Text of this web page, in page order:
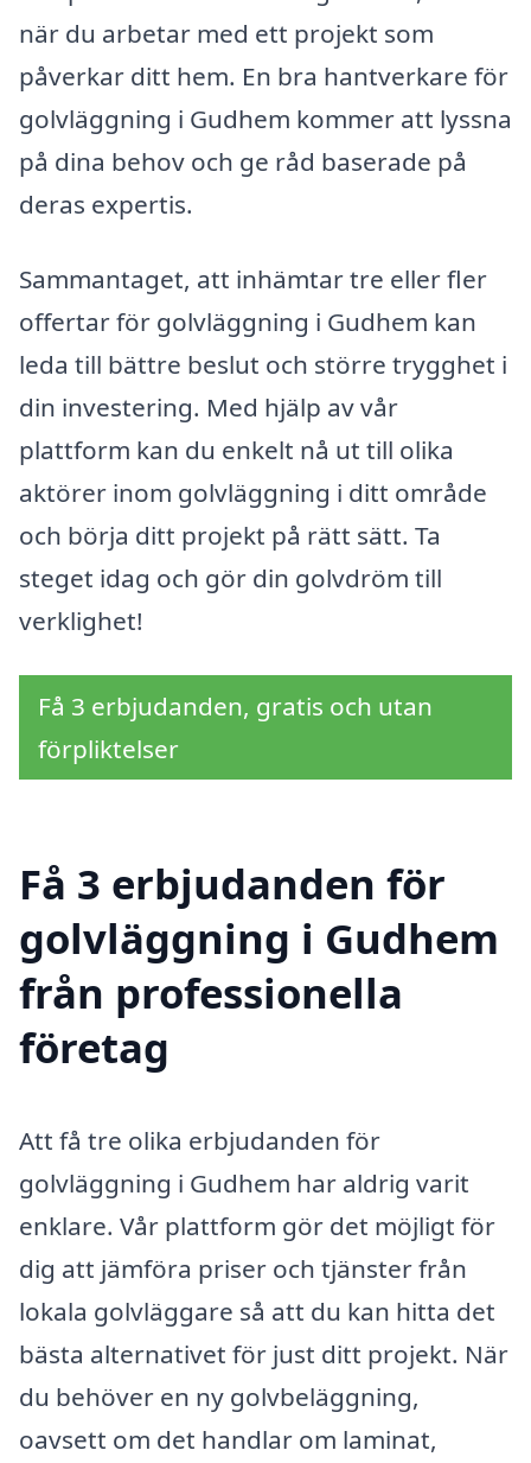
när du arbetar med ett projekt som
påverkar ditt hem. En bra hantverkare för
golvläggning i Gudhem kommer att lyssna
på dina behov och ge råd baserade på
deras expertis.
Sammantaget, att inhämtar tre eller fler
offertar för golvläggning i Gudhem kan
leda till bättre beslut och större trygghet i
din investering. Med hjälp av vår
plattform kan du enkelt nå ut till olika
aktörer inom golvläggning i ditt område
och börja ditt projekt på rätt sätt. Ta
steget idag och gör din golvdröm till
verklighet!
Få 3 erbjudanden, gratis och utan
förpliktelser
Få 3 erbjudanden för
golvläggning i Gudhem
från professionella
företag
Att få tre olika erbjudanden för
golvläggning i Gudhem har aldrig varit
enklare. Vår plattform gör det möjligt för
dig att jämföra priser och tjänster från
lokala golvläggare så att du kan hitta det
bästa alternativet för just ditt projekt. När
du behöver en ny golvbeläggning,
oavsett om det handlar om laminat,